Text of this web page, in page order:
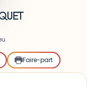
Faire-part